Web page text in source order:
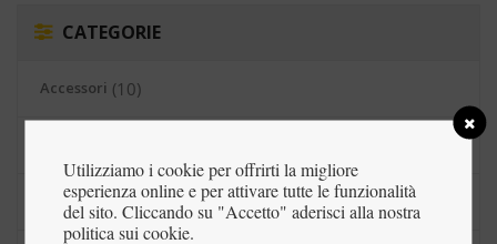
CATEGORIE
Accessori (10)
Cosmesi (84)
Utilizziamo i cookie per offrirti la migliore
esperienza online e per attivare tutte le funzionalità
del sito. Cliccando su "Accetto" aderisci alla nostra
politica sui cookie.